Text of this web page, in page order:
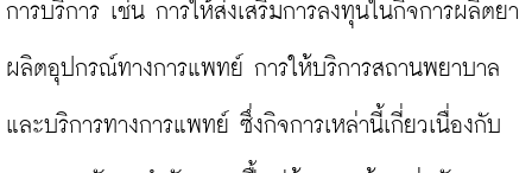
การบริการ เช่น การให้ส่งเสริมการลงทุนในกิจการผลิตยา
ผลิตอุปกรณ์ทางการแพทย์ การให้บริการสถานพยาบาล
และบริการทางการแพทย์ ซึ่งกิจการเหล่านี้เกี่ยวเนื่องกับ